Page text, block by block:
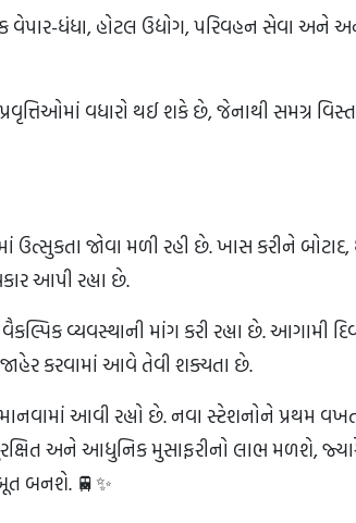
વેપાર-ધંધા, હોટલ ઉદ્યોગ, પરિવહન સેવા અને
વધારો થઈ શકે છે, જેનાથી સમગ્ર
જોવા મળી રહી છે. ખાસ કરીને
આપી રહ્યા છે.
વ્યવસ્થાની માંગ કરી રહ્યા છે. આગામી
કરવામાં આવે તેવી શક્યતા છે.
આવી રહ્યો છે. નવા સ્ટેશનોને પ્રથમ
અને આધુનિક મુસાફરીનો લાભ મળશે, જ્યારે
બનશે. 🚆✨